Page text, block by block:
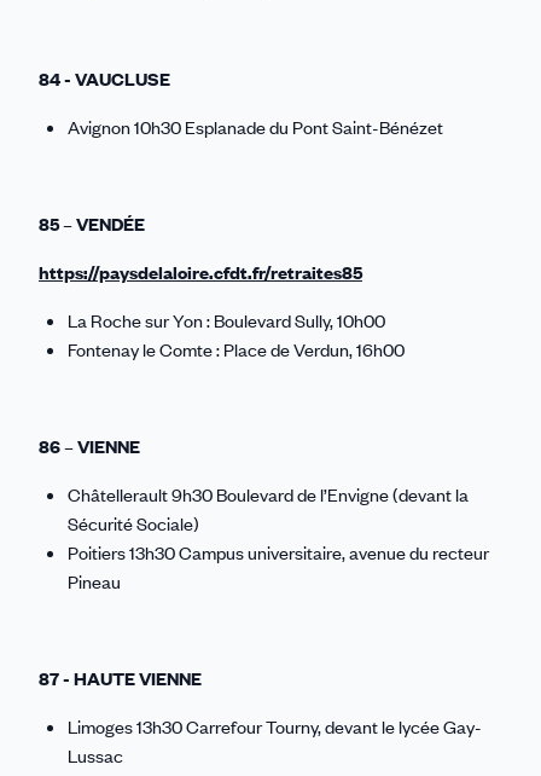
84 - VAUCLUSE
Avignon 10h30 Esplanade du Pont Saint-Bénézet
85 – VENDÉE
https://paysdelaloire.cfdt.fr/retraites85
La Roche sur Yon : Boulevard Sully, 10h00
Fontenay le Comte : Place de Verdun, 16h00
86 – VIENNE
Châtellerault 9h30 Boulevard de l’Envigne (devant la
Sécurité Sociale)
Poitiers 13h30 Campus universitaire, avenue du recteur
Pineau
87 - HAUTE VIENNE
Limoges 13h30 Carrefour Tourny, devant le lycée Gay-
Lussac